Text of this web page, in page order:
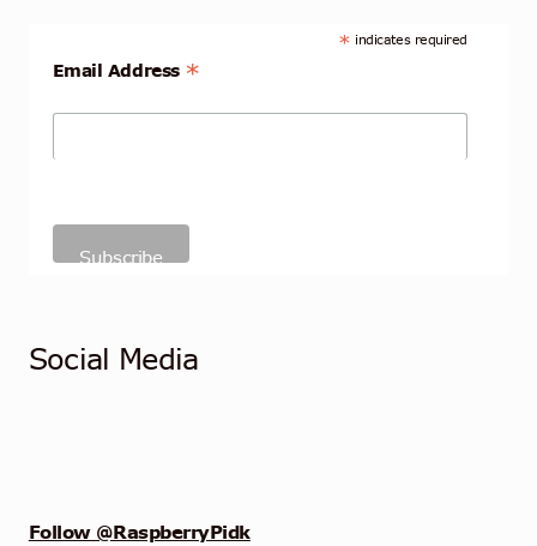
* indicates required
Email Address *
Social Media
Follow @RaspberryPidk